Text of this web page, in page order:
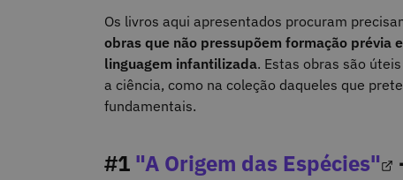
Os livros aqui apresentados procuram
obras que não pressupõem formação prévia
linguagem infantilizada. Estas obras são
a ciência, como na coleção daqueles que
fundamentais.
#1 "A Origem das Espécies"